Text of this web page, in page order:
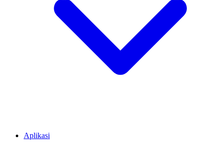
Aplikasi